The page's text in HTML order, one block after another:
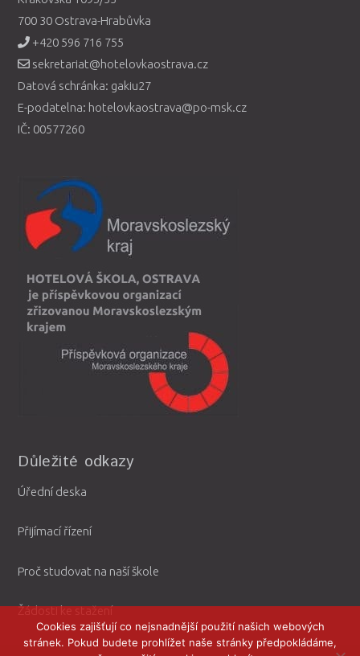
700 30 Ostrava-Hrabůvka
+420 596 716 755
sekretariat@hotelovkaostrava.cz
Datová schránka: gakiu27
E-podatelna: hotelovkaostrava@po-msk.cz
IČ: 00577260
Důležité odkazy
Úřední deska
Přijímací řízení
Proč studovat na naší škole
Žádosti ke stažení
Cookies zajišťují co nejsnadnější použití našich webových
stránek. Pokud budete prohlížet naše stránky předpokládáme,